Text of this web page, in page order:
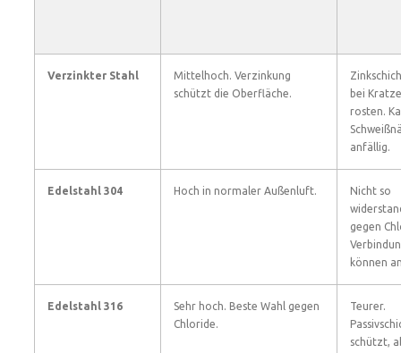
Verzinkter Stahl
Mittelhoch. Verzinkung
schützt die Oberfläche.
bei
rosten.
anfällig.
Edelstahl 304 Hoch in normaler Außenluft.
Nicht so
gegen
können
Edelstahl 316
Sehr hoch. Beste Wahl gegen
Chloride.
Teurer.
schützt,